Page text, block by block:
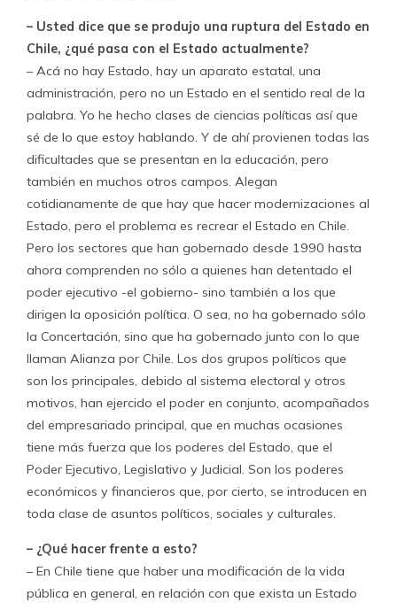
– Usted dice que se produjo una ruptura del Estado en
Chile, ¿qué pasa con el Estado actualmente?
– Acá no hay Estado, hay un aparato estatal, una
administración, pero no un Estado en el sentido real de la
palabra. Yo he hecho clases de ciencias políticas así que
sé de lo que estoy hablando. Y de ahí provienen todas las
dificultades que se presentan en la educación, pero
también en muchos otros campos. Alegan
cotidianamente de que hay que hacer modernizaciones al
Estado, pero el problema es recrear el Estado en Chile.
Pero los sectores que han gobernado desde 1990 hasta
ahora comprenden no sólo a quienes han detentado el
poder ejecutivo -el gobierno- sino también a los que
dirigen la oposición política. O sea, no ha gobernado sólo
la Concertación, sino que ha gobernado junto con lo que
llaman Alianza por Chile. Los dos grupos políticos que
son los principales, debido al sistema electoral y otros
motivos, han ejercido el poder en conjunto, acompañados
del empresariado principal, que en muchas ocasiones
tiene más fuerza que los poderes del Estado, que el
Poder Ejecutivo, Legislativo y Judicial. Son los poderes
económicos y financieros que, por cierto, se introducen en
toda clase de asuntos políticos, sociales y culturales.
– ¿Qué hacer frente a esto?
– En Chile tiene que haber una modificación de la vida
pública en general, en relación con que exista un Estado